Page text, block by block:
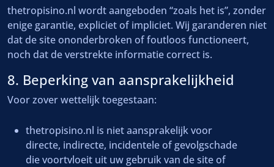
thetropisino.nl wordt aangeboden “zoals het is”, zonder
enige garantie, expliciet of impliciet. Wij garanderen niet
dat de site ononderbroken of foutloos functioneert,
noch dat de verstrekte informatie correct is.
8. Beperking van aansprakelijkheid
Voor zover wettelijk toegestaan:
thetropisino.nl is niet aansprakelijk voor
directe, indirecte, incidentele of gevolgschade
die voortvloeit uit uw gebruik van de site of